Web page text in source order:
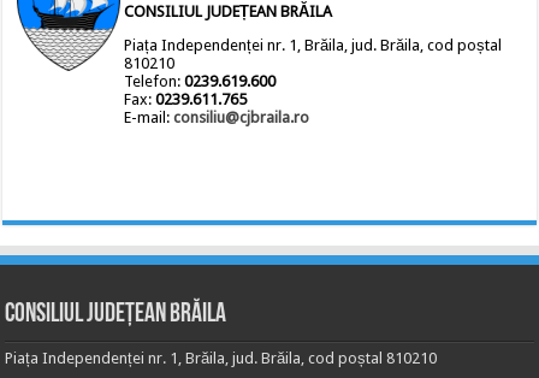
CONSILIUL JUDEȚEAN BRĂILA
Piața Independenței nr. 1, Brăila, jud. Brăila, cod poștal
810210
Telefon:0239.619.600
Fax:0239.611.765
E-mail:consiliu@cjbraila.ro
Consiliul Județean Brăila
Piața Independenței nr. 1, Brăila, jud. Brăila, cod poștal 810210